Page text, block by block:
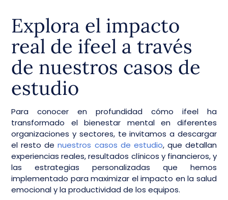
Explora el impacto
real de ifeel a través
de nuestros casos de
estudio
Para conocer en profundidad cómo ifeel ha
transformado el bienestar mental en diferentes
organizaciones y sectores, te invitamos a descargar
el resto denuestros casos de estudio, que detallan
experiencias reales, resultados clínicos y financieros, y
las estrategias personalizadas que hemos
implementado para maximizar el impacto en la salud
emocional y la productividad de los equipos.